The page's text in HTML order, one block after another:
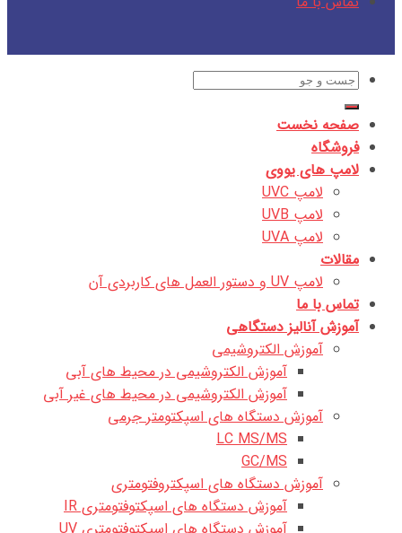
جستجو
برای:
صفحه نخست
فروشگاه
لامپ های یووی
لامپ UVC
لامپ UVB
لامپ UVA
مقالات
لامپ UV و دستور العمل های کاربردی آن
تماس با ما
آموزش آنالیز دستگاهی
آموزش الکتروشیمی
آموزش الکتروشیمی در محیط های آبی
آموزش الکتروشیمی در محیط های غیر آبی
آموزش دستگاه های اسپکتومتر جرمی
LC MS/MS
GC/MS
آموزش دستگاه های اسپکتروفتومتری
آموزش دستگاه های اسپکتوفتومتری IR